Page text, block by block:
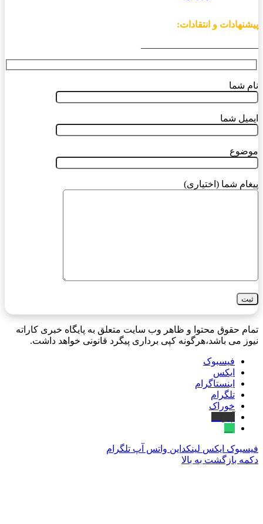
پیشنهادات و انتقادات:
نام شما
ایمیل شما
موضوع
پیغام شما (اختیاری)
تمام حقوق محتوا و ظاهر وب سایت متعلق به پایگاه خبری کاراته
نیوز می باشد،هرگونه کپی برداری پیگرد قانونی خواهد داشت.
فیسبوک
ایکس
اینستاگرام
تلگرام
خوراک
فیسبوک ایکس لینکداین واتس آپ تلگرام
دکمه بازگشت به بالا